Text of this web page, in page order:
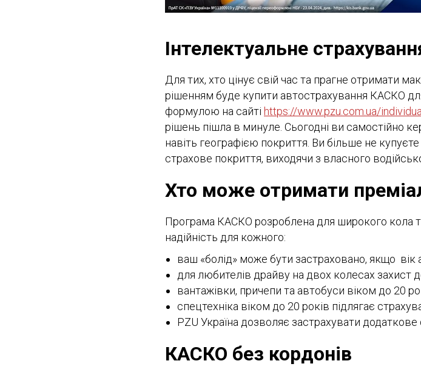
Інтелектуальне
Для тих, хто цінує свій час та прагне отримати
рішенням буде купити автострахування КАСКО
формулою на сайті https://www.pzu.com.ua/
рішень пішла в минуле. Сьогодні ви самостійно
навіть географією покриття. Ви більше не
страхове покриття, виходячи з власного
Хто може отримати
Програма КАСКО розроблена для широкого кола
надійність для кожного:
ваш «болід» може бути застраховано, якщо вік
для любителів драйву на двох колесах захист
вантажівки, причепи та автобуси віком до 20
спецтехніка віком до 20 років підлягає
PZU Україна дозволяє застрахувати
КАСКО без кордонів